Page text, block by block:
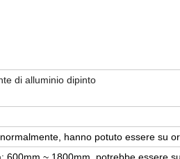
di alluminio dipinto
hanno potuto essere su